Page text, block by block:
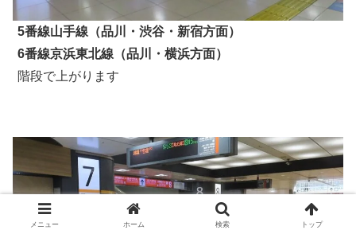
5番線山手線（品川・渋谷・新宿方面）
6番線京浜東北線（品川・横浜方面）
階段で上がります
メニュー ホーム 検索 トップ